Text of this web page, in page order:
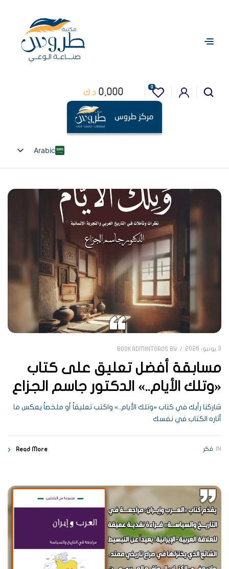
0
0,000 د.ك
Arabic
English
3 يونيو، 2026 BY
BOOKADMINTOROS
مسابقة أفضل تعليق على كتاب
«وتلك الأيام..» الدكتور جاسم الجزاع
شاركنا رأيك في كتاب «وتلك الأيام..» واكتب تعليقاً أو ملخصاً يعكس ما
أثاره الكتاب في نفسك
IN فكر Read More